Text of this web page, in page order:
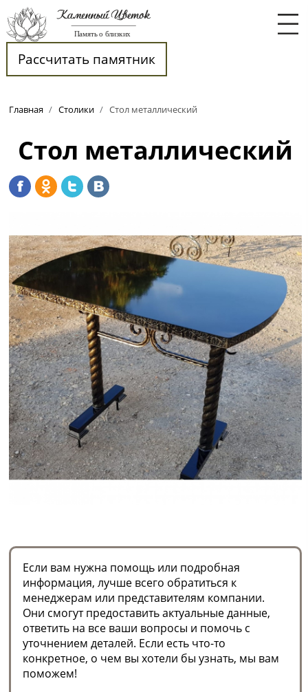
Рассчитать памятник
Главная / Столики / Стол металлический
Стол металлический
Если вам нужна помощь или подробная
информация, лучше всего обратиться к
менеджерам или представителям компании.
Они смогут предоставить актуальные данные,
ответить на все ваши вопросы и помочь с
уточнением деталей. Если есть что-то
конкретное, о чем вы хотели бы узнать, мы вам
поможем!